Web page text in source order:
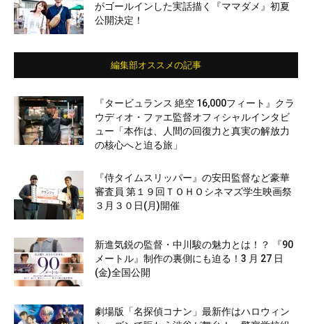
がゴールインした実話描く『ママダメ』初夏
公開決定！
編集部オススメの記事
『タービュランス 絶空 16,000フィート』クラ
ウディオ・ファエ監督オフィシャルインタビ
ュー「本作は、人間の回復力と真実の解放力
の核心へと迫る旅」
『侍タイムスリッパー』の安田監督など豪華
審査員 第１９回ＴＯＨＯシネマズ学生映画祭
３月３０日(月)開催
新進気鋭の監督・中川駿の魅力とは！？ 『90
メートル』制作の裏側にも迫る！3 月 27 日
(金)全国公開
劇場版「名探偵コナン」最新作はハロウィン